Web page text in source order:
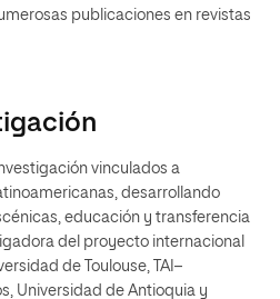
publicaciones en revistas
vinculados a
desarrollando
educación y transferencia
del proyecto internacional
de Toulouse, TAI–
Universidad de Antioquia y